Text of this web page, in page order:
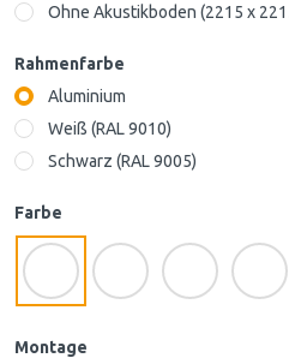
Ohne Akustikboden (2215 x
Rahmenfarbe
Aluminium
Weiß (RAL 9010)
Schwarz (RAL 9005)
Farbe
Montage